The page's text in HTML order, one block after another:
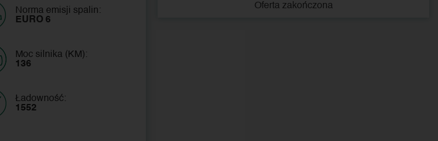
Oferta zakończona
Norma emisji spalin:
EURO 6
Moc silnika (KM):
136
Ładowność:
1552